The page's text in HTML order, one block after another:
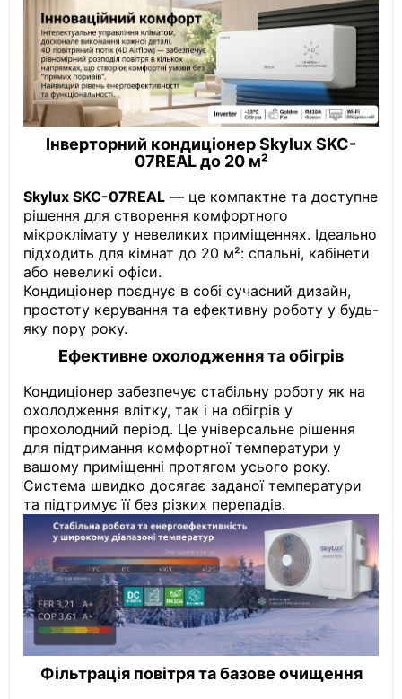
Інверторний кондиціонер Skylux SKC-
07REAL до 20 м²
Skylux SKC-07REAL — це компактне та доступне
рішення для створення комфортного
мікроклімату у невеликих приміщеннях. Ідеально
підходить для кімнат до 20 м²: спальні, кабінети
або невеликі офіси.
Кондиціонер поєднує в собі сучасний дизайн,
простоту керування та ефективну роботу у будь-
яку пору року.
Ефективне охолодження та обігрів
Кондиціонер забезпечує стабільну роботу як на
охолодження влітку, так і на обігрів у
прохолодний період. Це універсальне рішення
для підтримання комфортної температури у
вашому приміщенні протягом усього року.
Система швидко досягає заданої температури
та підтримує її без різких перепадів.
Фільтрація повітря та базове очищення